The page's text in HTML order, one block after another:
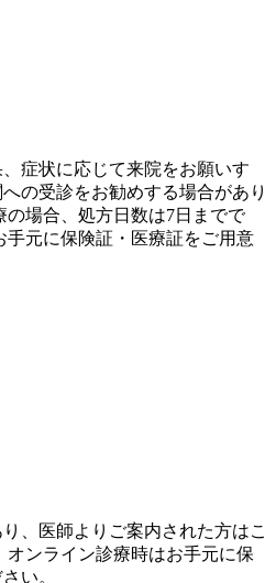
症状に応じて来院をお願いす
の受診をお勧めする場合があり
の場合、処方日数は7日までで
元に保険証・医療証をご用意
、医師よりご案内された方はこ
オンライン診療時はお手元に保
い。